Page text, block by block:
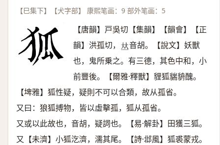
【巳集下】【犬字部】 康熙笔画：9 部外笔画：5
【唐韻】戸吳切【集韻】【韻會】【正
韻】洪孤切， 𠀤音胡。【說文】妖獸
也，鬼所乗之。有三德，其色中和，小
前豐後。【爾雅·釋獸】貍狐貒貈醜。
【埤雅】狐性疑，疑則不可以合類，故从孤省。
又曰：狼狐搏物，皆以虛擊孤，狐从孤省。
又或以此故也，音胡，疑詞也。【易·解卦】田獲三狐。
又【未濟】小狐汔濟，濡其尾。【詩·邶風】狐裘蒙戎。